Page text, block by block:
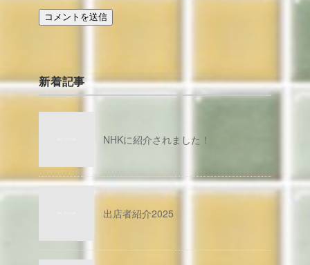
新着記事
NHKに紹介されました！
出店者紹介2025